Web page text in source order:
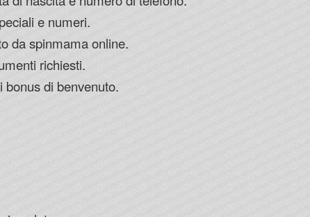
e numeri.
da spinmama online.
richiesti.
bonus di benvenuto.